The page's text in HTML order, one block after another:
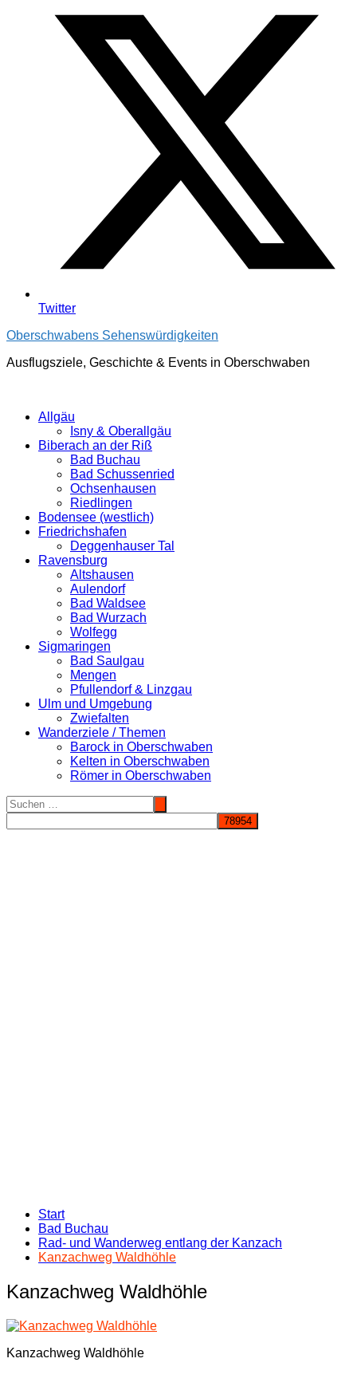
Twitter
Oberschwabens Sehenswürdigkeiten
Ausflugsziele, Geschichte & Events in Oberschwaben
Allgäu
Isny & Oberallgäu
Biberach an der Riß
Bad Buchau
Bad Schussenried
Ochsenhausen
Riedlingen
Bodensee (westlich)
Friedrichshafen
Deggenhauser Tal
Ravensburg
Altshausen
Aulendorf
Bad Waldsee
Bad Wurzach
Wolfegg
Sigmaringen
Bad Saulgau
Mengen
Pfullendorf & Linzgau
Ulm und Umgebung
Zwiefalten
Wanderziele / Themen
Barock in Oberschwaben
Kelten in Oberschwaben
Römer in Oberschwaben
Start
Bad Buchau
Rad- und Wanderweg entlang der Kanzach
Kanzachweg Waldhöhle
Kanzachweg Waldhöhle
Kanzachweg Waldhöhle